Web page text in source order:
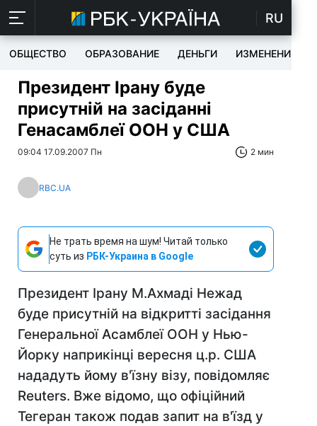
RU
ОБЩЕСТВО ОБРАЗОВАНИЕ ДЕНЬГИ ИЗМЕНЕНИЯ
Президент Ірану буде
присутній на засіданні
Генасамблеї ООН у США
09:04 17.09.2007 Пн 2 мин
RBC.UA
Не трать время на шум! Читай только
суть из РБК-Украина в Google
Президент Ірану М.Ахмаді Нежад
буде присутній на відкритті засідання
Генеральної Асамблеї ООН у Нью-
Йорку наприкінці вересня ц.р. США
нададуть йому в'їзну візу, повідомляє
Reuters. Вже відомо, що офіційний
Тегеран також подав запит на в'їзд у